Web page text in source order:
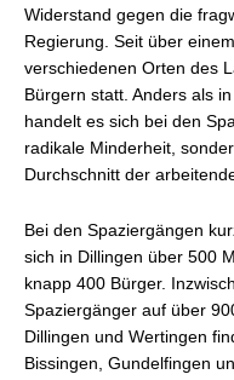
Widerstand gegen die
Regierung. Seit über
verschiedenen Orten des
Bürgern statt. Anders als
handelt es sich bei den
radikale Minderheit,
Durchschnitt der
Bei den Spaziergängen
sich in Dillingen über 500
knapp 400 Bürger.
Spaziergänger auf über
Dillingen und Wertingen
Bissingen, Gundelfingen